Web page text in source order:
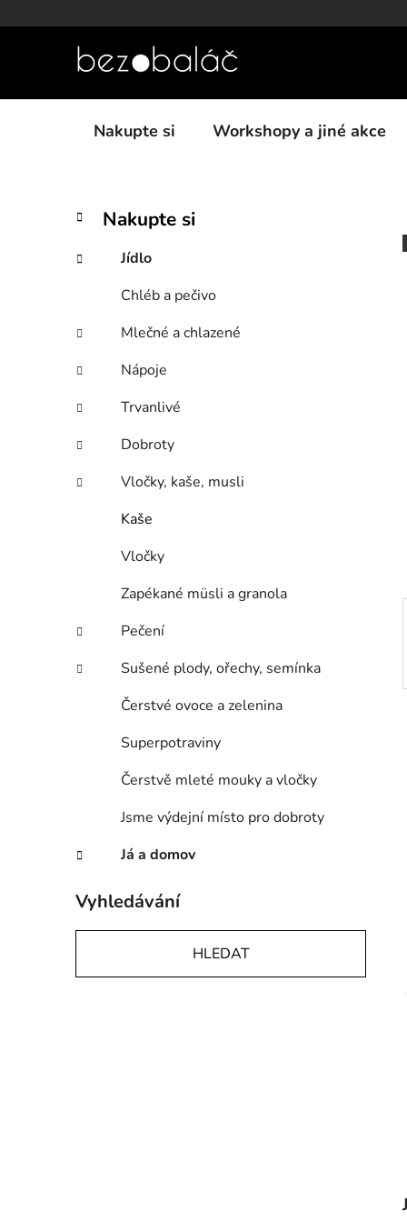
na
Nakupte si Workshopy a jiné akce
P
s
a
n
í
a
e
Přeskočit
kategorie
K
a
e
r
e
Nakupte si
Jídlo
Chléb a pečivo
Mlečné a chlazené
Nápoje
Trvanlivé
Dobroty
Vločky, kaše, musli
Kaše
Vločky
Zapékané müsli a granola
Pečení
Sušené plody, ořechy, semínka
Čerstvé ovoce a zelenina
Superpotraviny
Čerstvě mleté mouky a vločky
Jsme výdejní místo pro dobroty
Já a domov
Vyhledávání
HLEDAT